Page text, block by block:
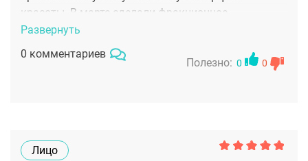
красоты. В марте сделали фракционное
омоложение СО2. Все прекрасно, как и всегда!
Спасибо моему любимому доктору!
Развернуть
0 комментариев
Полезно: 0 0
Лицо